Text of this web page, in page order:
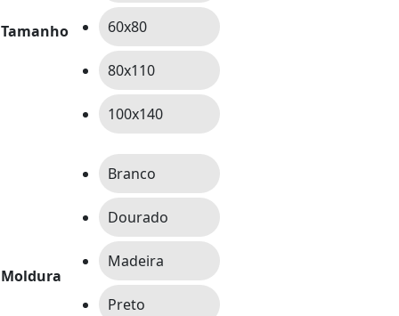
Tamanho 60x80
80x110
100x140
Moldura
Branco
Dourado
Madeira
Preto